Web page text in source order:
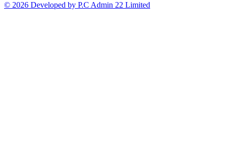
© 2026 Developed by P.C Admin 22 Limited